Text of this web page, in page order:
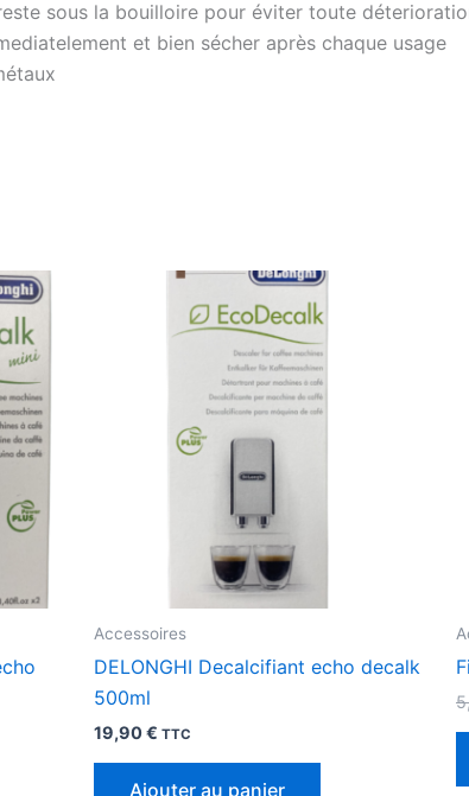
sous la bouilloire pour éviter toute
et bien sécher après chaque usage
Accessoires
DELONGHI Decalcifiant echo decalk
500ml
19,90€ TTC
Ajouter au panier